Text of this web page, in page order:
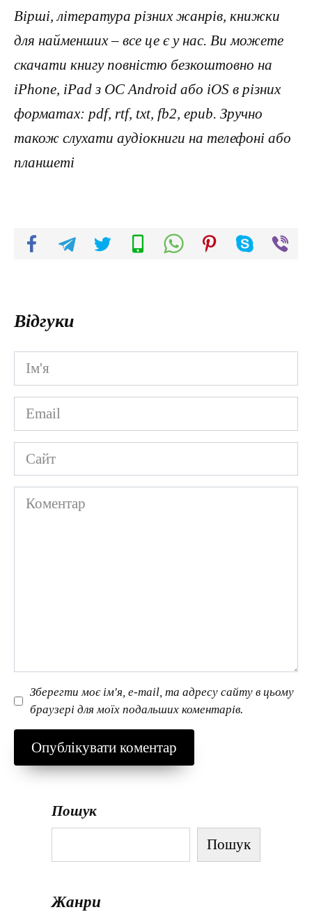
Вірші, література різних жанрів, книжки
для найменших – все це є у нас. Ви можете
скачати книгу повністю безкоштовно на
iPhone, iPad з ОС Android або iOS в різних
форматах: pdf, rtf, txt, fb2, epub. Зручно
також слухати аудіокниги на телефоні або
планшеті
Відгуки
Ім'я
*
Email
*
Сайт
Коментар
Зберегти моє ім'я, e-mail, та адресу сайту в цьому
браузері для моїх подальших коментарів.
Пошук
Пошук
Жанри